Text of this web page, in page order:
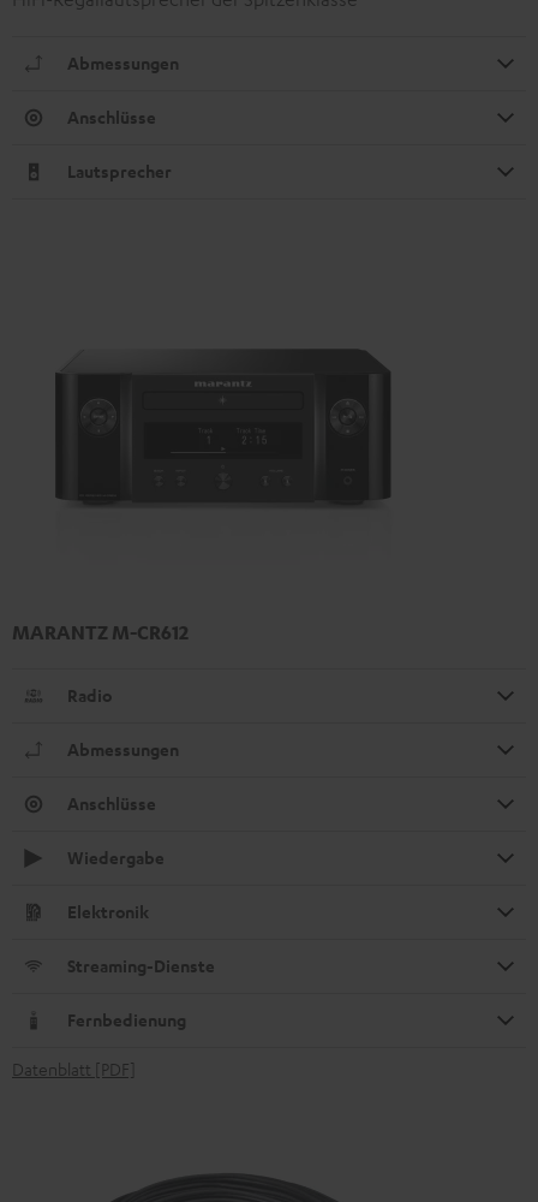
Abmessungen
Anschlüsse
Lautsprecher
MARANTZ M-CR612
Radio
Abmessungen
Anschlüsse
Wiedergabe
Elektronik
Streaming-Dienste
Fernbedienung
Datenblatt [PDF]